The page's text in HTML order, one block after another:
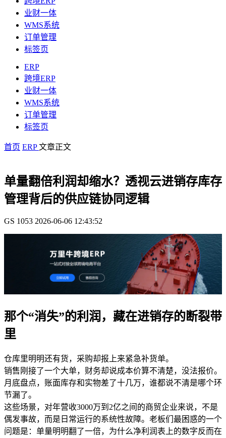
业财一体
WMS系统
订单管理
标签页
ERP
跨境ERP
业财一体
WMS系统
订单管理
标签页
首页 ERP文章正文
单量翻倍利润却缩水？透视云进销存库存
管理背后的供应链协同逻辑
GS 1053 2026-06-06 12:43:52
那个“消失”的利润，藏在进销存的断裂带
里
仓库里明明还有货，采购却报上来紧急补货单。
销售刚接了一个大单，财务却说成本价算不清楚，没法报价。
月底盘点，账面库存和实物差了十几万，谁都说不清是哪个环
节漏了。
这些场景，对年营收3000万到2亿之间的商贸企业来说，不是
偶发事故，而是日常运行的系统性故障。老板们最困惑的一个
问题是：单量明明翻了一倍，为什么净利润表上的数字反而在